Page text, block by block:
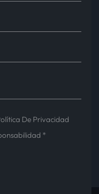
De Privacidad
*